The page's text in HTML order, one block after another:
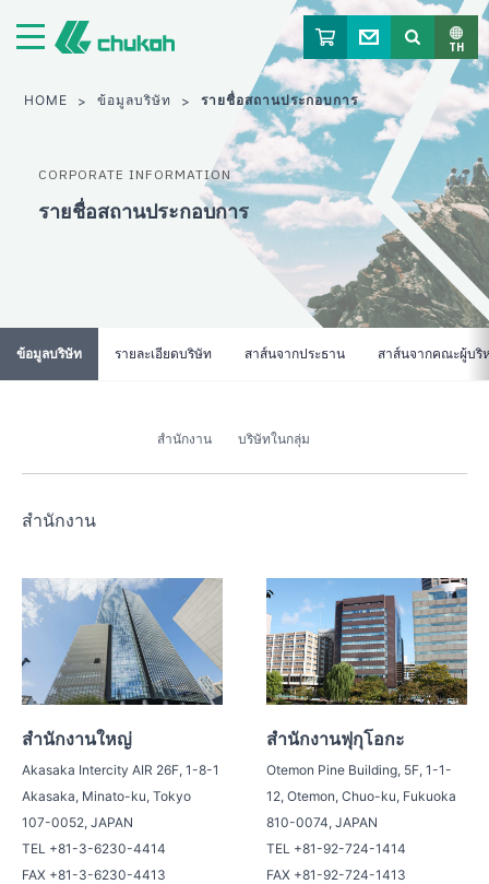
จูโค เคมิคัล อินดัสตรีส์ ลิมิเต็ด
TH
HOME ข้อมูลบริษัท รายชื่อสถานประกอบการ
CORPORATE INFORMATION
รายชื่อสถานประกอบการ
สำนักงาน บริษัทในกลุ่ม
สำนักงาน
สำนักงานใหญ่
Akasaka Intercity AIR 26F, 1-8-1
Akasaka, Minato-ku, Tokyo
107-0052, JAPAN
TEL +81-3-6230-4414
FAX +81-3-6230-4413
สำนักงานฟุกุโอกะ
Otemon Pine Building, 5F, 1-1-
12, Otemon, Chuo-ku, Fukuoka
810-0074, JAPAN
TEL +81-92-724-1414
FAX +81-92-724-1413
ข้อมูลบริษัท รายละเอียดบริษัท สาส์นจากประธาน สาส์นจากคณะผู้บริ